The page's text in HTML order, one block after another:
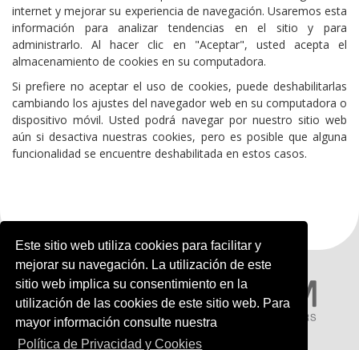
Este sitio web utiliza cookies para facilitar y
mejorar su navegación. La utilización de este
sitio web implica su consentimiento en la
utilización de las cookies de este sitio web. Para
mayor información consulte nuestra
Política de Privacidad y Cookies
internet y mejorar su experiencia de navegación. Usaremos esta
información para analizar tendencias en el sitio y para
administrarlo. Al hacer clic en "Aceptar", usted acepta el
almacenamiento de cookies en su computadora.
Si prefiere no aceptar el uso de cookies, puede deshabilitarlas
cambiando los ajustes del navegador web en su computadora o
dispositivo móvil. Usted podrá navegar por nuestro sitio web
aún si desactiva nuestras cookies, pero es posible que alguna
funcionalidad se encuentre deshabilitada en estos casos.